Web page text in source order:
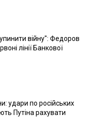
війну": Федоров
лінії Банкової
удари по російських
Путіна рахувати